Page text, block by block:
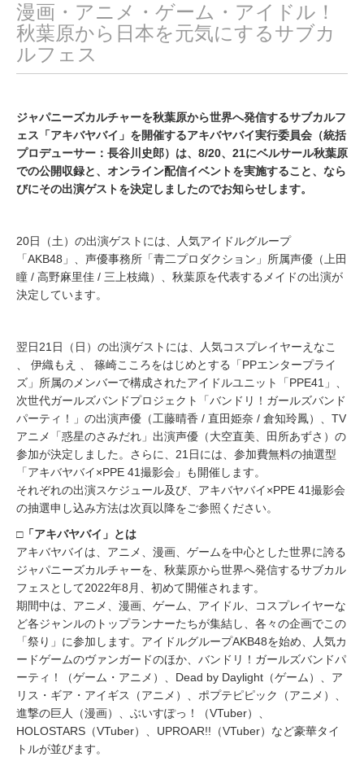
漫画・アニメ・ゲーム・アイドル！
秋葉原から日本を元気にするサブカ
ルフェス
ジャパニーズカルチャーを秋葉原から世界へ発信するサブカルフ
ェス「アキバヤバイ」を開催するアキバヤバイ実行委員会（統括
プロデューサー：長谷川史郎）は、8/20、21にベルサール秋葉原
での公開収録と、オンライン配信イベントを実施すること、なら
びにその出演ゲストを決定しましたのでお知らせします。
20日（土）の出演ゲストには、人気アイドルグループ
「AKB48」、声優事務所「青二プロダクション」所属声優（上田
瞳 / 高野麻里佳 / 三上枝織）、秋葉原を代表するメイドの出演が
決定しています。
翌日21日（日）の出演ゲストには、人気コスプレイヤーえなこ
、 伊織もえ 、 篠崎こころをはじめとする「PPエンタープライ
ズ」所属のメンバーで構成されたアイドルユニット「PPE41」、
次世代ガールズバンドプロジェクト「バンドリ！ガールズバンド
パーティ！」の出演声優（工藤晴香 / 直田姫奈 / 倉知玲鳳）、TV
アニメ「惑星のさみだれ」出演声優（大空直美、田所あずさ）の
参加が決定しました。さらに、21日には、参加費無料の抽選型
「アキバヤバイ×PPE 41撮影会」も開催します。
それぞれの出演スケジュール及び、アキバヤバイ×PPE 41撮影会
の抽選申し込み方法は次頁以降をご参照ください。
□「アキバヤバイ」とは
アキバヤバイは、アニメ、漫画、ゲームを中心とした世界に誇る
ジャパニーズカルチャーを、秋葉原から世界へ発信するサブカル
フェスとして2022年8月、初めて開催されます。
期間中は、アニメ、漫画、ゲーム、アイドル、コスプレイヤーな
ど各ジャンルのトップランナーたちが集結し、各々の企画でこの
「祭り」に参加します。アイドルグループAKB48を始め、人気カ
ードゲームのヴァンガードのほか、バンドリ！ガールズバンドパ
ーティ！（ゲーム・アニメ）、Dead by Daylight（ゲーム）、ア
リス・ギア・アイギス（アニメ）、ポプテピピック（アニメ）、
進撃の巨人（漫画）、ぶいすぽっ！（VTuber）、
HOLOSTARS（VTuber）、UPROAR!!（VTuber）など豪華タイ
トルが並びます。